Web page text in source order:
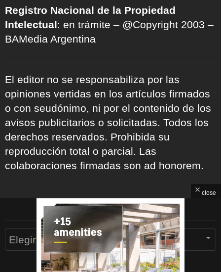
Registro Nacional de la Propiedad
Intelectual: en trámite – @Copyright 2003 –
BAMedia Argentina
El editor no se responsabiliza por las
opiniones vertidas en los artículos firmados
o con seudónimo, ni por el contenido de los
avisos publicitarios o solicitadas. Todos los
derechos reservados. Prohibida su
reproducción total o parcial. Las
colaboraciones firmadas son ad honorem.
ARCHIVOS
Archivos
close